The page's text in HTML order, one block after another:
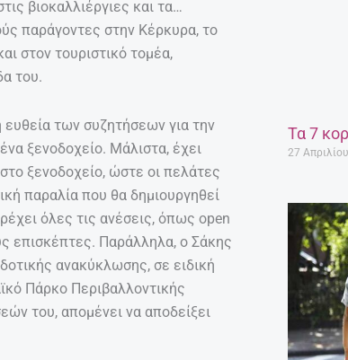
βιοκαλλιέργιες και τα…
παράγοντες στην Κέρκυρα, το
στον τουριστικό τομέα,
του.
των συζητήσεων για την
ξενοδοχείο. Μάλιστα, έχει
ξενοδοχείο, ώστε οι πελάτες
παραλία που θα δημιουργηθεί
όλες τις ανέσεις, όπως open
επισκέπτες. Παράλληλα, ο Σάκης
ανακύκλωσης, σε ειδική
Πάρκο Περιβαλλοντικής
του, απομένει να αποδείξει
Τα 7
27